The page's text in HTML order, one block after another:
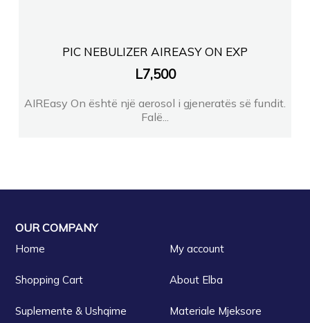
PIC NEBULIZER AIREASY ON EXP
L7,500
AIREasy On është një aerosol i gjeneratës së fundit.
Falë...
OUR COMPANY
Home My account
Shopping Cart About Elba
Suplemente & Ushqime Materiale Mjeksore